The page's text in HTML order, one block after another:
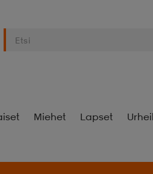
Miehet Lapset